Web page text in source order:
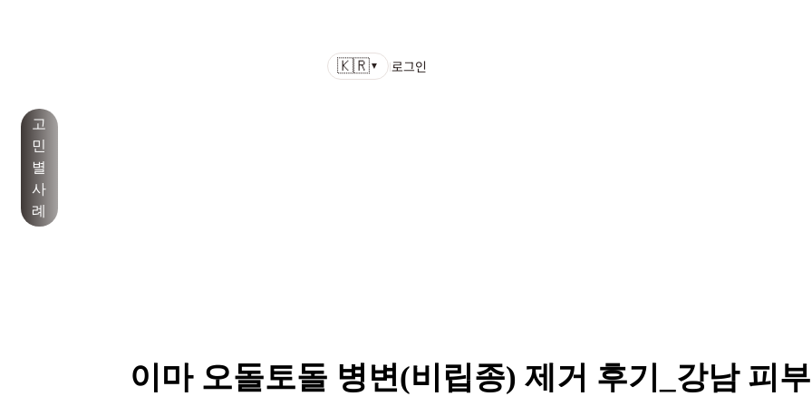
🇰🇷▼ l로그인
고
민
별
사
례
이마 오돌토돌 병변(비립종) 제거 후기_강남 피